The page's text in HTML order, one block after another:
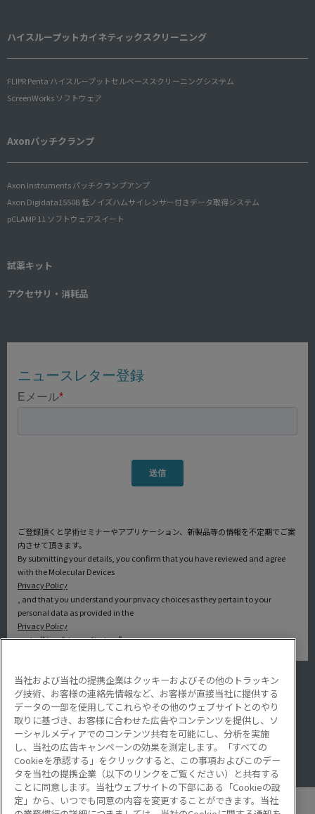
ハイスループットカイネティックスクリーニング
FLIPR Penta ハイスループットセルベーススクリーニングシステム
ScreenWorks ソフトウェア
Axonパッチクランプ
Axon Instruments パッチクランプアンプ
Axon Digidata1550B 低ノイズハムサイレンサー付きデータ取得システム
pCLAMP 11 ソフトウェアスイート
試薬キット
アクセサリ・消耗品
ご登録頂くと学術セミナーやアプリケーション、新製品等の情報を不定期でご案
内させて頂きます。
By submitting your details, you confirm that you have reviewed and agree
with the Molecular Devices
Privacy Policy
, and that you understand your privacy choices as they pertain to your
personal data as provided in the
Privacy Policy
under “Your Privacy Choices”.
アプリケーション
サービス・サポート
導入事例
Lab Note
アプリケーションノート
Resource Hub
Video Gallery
当社および当社の提携企業はクッキーおよびその他のトラッキン
グ技術、お客様の連絡先情報など、お客様が直接当社に提供する
データの一部を使用してこれらやその他のウェブサイトとのやり
取りに基づき、お客様に合わせた広告やコンテンツを提供し、ソ
ーシャルメディアでのコンテンツ共有を可能にし、分析を実施
し、当社の広告キャンペーンの効果を測定します。「すべての
Cookieを承認する」をクリックすると、この事項およびこのデー
タを当社の提携企業（以下のリンクをご覧ください）と共有する
ことに同意します。当社ウェブサイトの下部にある「Cookieの設
定」から、いつでも同意の内容を変更することができます。当社